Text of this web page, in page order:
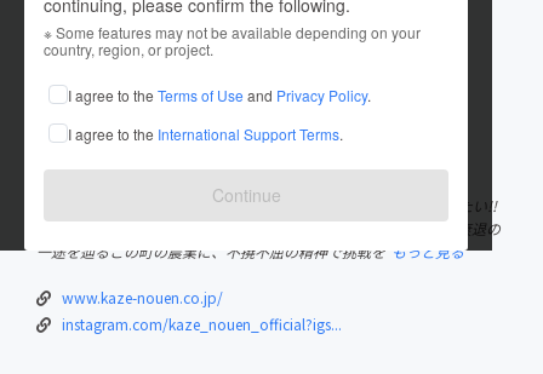
continuing, please confirm the following.
※ Some features may not be available depending on your
country, region, or project.
I agree to the Terms of Use and Privacy Policy.
I agree to the International Support Terms.
Continue
kazenouen
これまでに37回支援して1件のプロジェクトを投稿しています
在住国：日本 現在地：三重県
出身国：日本 出身地：三重県
三重県名張市から国内最高品質のイチゴを『感動』とともに届けたい!!
土壌で、究極の管理で、作り上げた超大粒イチゴを引っ提げて、衰退の
一途を辿るこの町の農業に、不撓不屈の精神で挑戦を もっと見る
www.kaze-nouen.co.jp/
instagram.com/kaze_nouen_official?igs...